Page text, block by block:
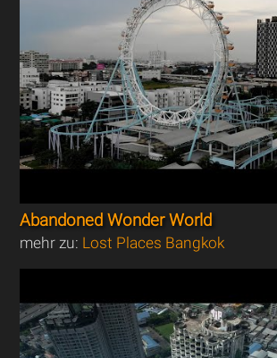
Abandoned Wonder World
mehr zu: Lost Places Bangkok